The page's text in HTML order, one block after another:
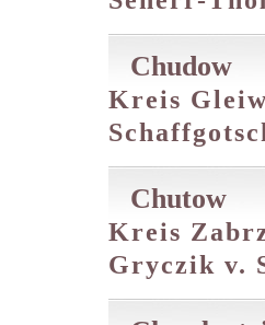
Chudow
Kreis
Chutow
Kreis
Gryczik v.